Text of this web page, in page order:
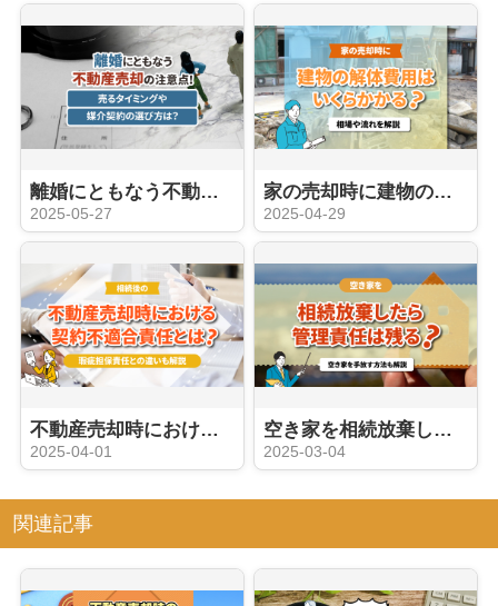
離婚にともなう不動産売却の注意点！売るタイミングや媒介契約の選び方は？
2025-05-27
家の売却時に建物の解体費用はいくらかかる？相場や流れを解説
2025-04-29
不動産売却時における契約不適合責任とは？瑕疵担保責任との違いも解説
2025-04-01
空き家を相続放棄したら管理責任は残る？空き家を手放す方法も解説
2025-03-04
関連記事